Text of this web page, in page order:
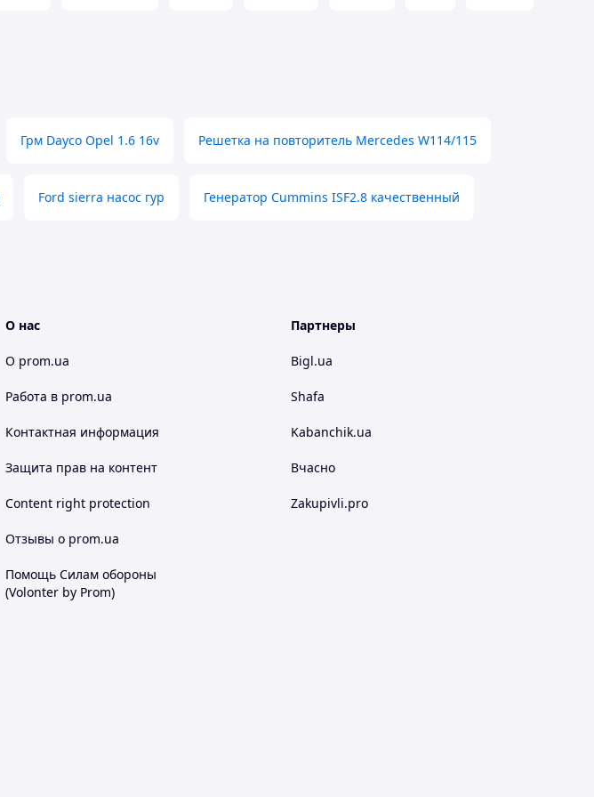
Грм Dayco Opel 1.6 16v Решетка на повторитель Mercedes W114/115
Ford sierra насос гур Генератор Cummins ISF2.8 качественный
О нас
О prom.ua
Работа в prom.ua
Контактная информация
Защита прав на контент
Content right protection
Отзывы о prom.ua
Помощь Силам обороны
(Volonter by Prom)
Партнеры
Bigl.ua
Shafa
Kabanchik.ua
Вчасно
Zakupivli.pro